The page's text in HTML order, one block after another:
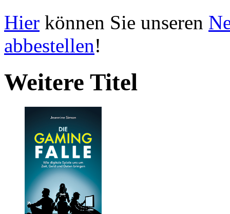
Hier können Sie unseren
abbestellen!
Weitere Titel